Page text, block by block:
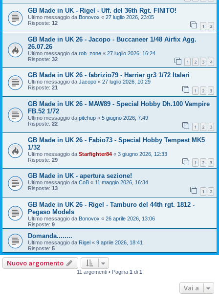
GB Made in UK - Rigel - Uff. del 36th Rgt. FINITO!
Ultimo messaggio da Bonovox « 27 luglio 2026, 23:05
Risposte: 12 1 2
GB Made in UK 26 - Jacopo - Buccaneer 1/48 Airfix Agg.
26.07.26
Ultimo messaggio da rob_zone « 27 luglio 2026, 16:24
Risposte: 32 1 2 3 4
GB Made in UK 26 - fabrizio79 - Harrier gr3 1/72 Italeri
Ultimo messaggio da Jacopo « 27 luglio 2026, 10:29
Risposte: 21 1 2 3
GB Made in UK 26 - MAW89 - Special Hobby Dh.100 Vampire
FB.52 1/72
Ultimo messaggio da pitchup « 5 giugno 2026, 7:49
Risposte: 22 1 2 3
GB Made in UK 26 - Fabio73 - Special Hobby Tempest MK5
1/32
Ultimo messaggio da Starfighter84 « 3 giugno 2026, 12:33
Risposte: 29 1 2 3
GB Made in UK - apertura sezione!
Ultimo messaggio da CoB « 11 maggio 2026, 16:34
Risposte: 13 1 2
GB Made in UK 26 - Rigel - Tamburo del 44th rgt. 1812 -
Pegaso Models
Ultimo messaggio da Bonovox « 26 aprile 2026, 13:06
Risposte: 9
Domanda........
Ultimo messaggio da Rigel « 9 aprile 2026, 18:41
Risposte: 5
Nuovo argomento
11 argomenti • Pagina 1 di 1
Vai a